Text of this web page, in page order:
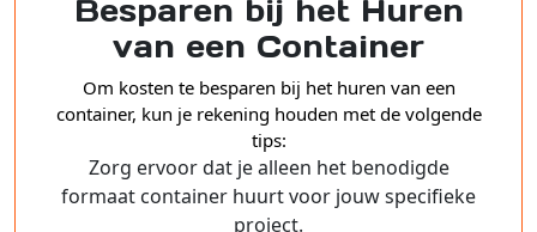
Besparen bij het Huren
van een Container
Om kosten te besparen bij het huren van een
container, kun je rekening houden met de volgende
tips:
Zorg ervoor dat je alleen het benodigde
formaat container huurt voor jouw specifieke
project.